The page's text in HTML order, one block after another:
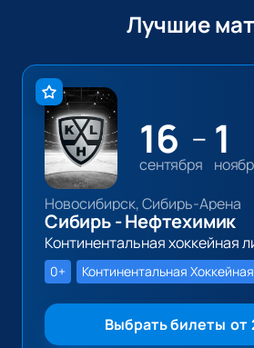
Лучшие
16
сентября
— 1
Новосибирск, Сибирь-Арена
Сибирь - Нефтехимик
Континентальная хоккейная
0+ Континентальная
Выбрать билеты от